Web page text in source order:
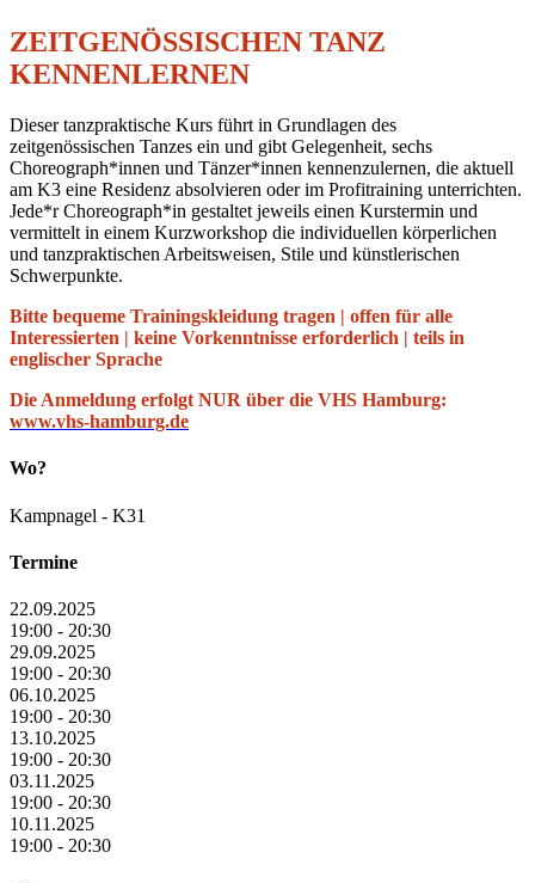
ZEITGENÖSSISCHEN TANZ
KENNENLERNEN
Dieser tanzpraktische Kurs führt in Grundlagen des
zeitgenössischen Tanzes ein und gibt Gelegenheit, sechs
Choreograph*innen und Tänzer*innen kennenzulernen, die aktuell
am K3 eine Residenz absolvieren oder im Profitraining unterrichten.
Jede*r Choreograph*in gestaltet jeweils einen Kurstermin und
vermittelt in einem Kurzworkshop die individuellen körperlichen
und tanzpraktischen Arbeitsweisen, Stile und künstlerischen
Schwerpunkte.
Bitte bequeme Trainingskleidung tragen | offen für alle
Interessierten | keine Vorkenntnisse erforderlich | teils in
englischer Sprache
Die Anmeldung erfolgt NUR über die VHS Hamburg:
www.vhs-hamburg.de
Wo?
Kampnagel - K31
Termine
22.09.2025
19:00 - 20:30
29.09.2025
19:00 - 20:30
06.10.2025
19:00 - 20:30
13.10.2025
19:00 - 20:30
03.11.2025
19:00 - 20:30
10.11.2025
19:00 - 20:30